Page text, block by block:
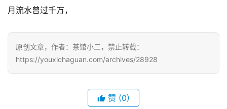
机
戏
单
月流水曾过千万，
原创文章，作者：茶馆小二，禁止转载：
https://youxichaguan.com/archives/28928
赞 (0)